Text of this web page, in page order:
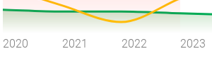
2020 2021 2022 2023